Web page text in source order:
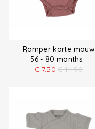
Romper korte mouw
56 - 80 months
€ 7.50 € 14.90